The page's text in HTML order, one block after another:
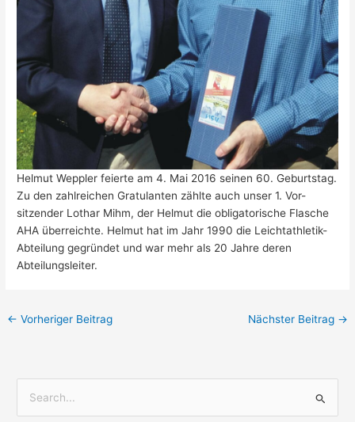
Helmut Weppler feierte am 4. Mai 2016 seinen 60. Geburtstag.
Zu den zahlreichen Gratulanten zählte auch unser 1. Vor-
sitzender Lothar Mihm, der Helmut die obligatorische Flasche
AHA überreichte. Helmut hat im Jahr 1990 die Leichtathletik-
Abteilung gegründet und war mehr als 20 Jahre deren
Abteilungsleiter.
← Vorheriger Beitrag Nächster Beitrag →